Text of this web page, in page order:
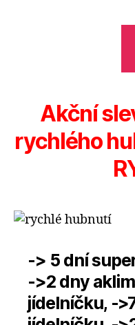
Akční
rychlého
-> 5 dní
->2 dny
jídelníčku, -